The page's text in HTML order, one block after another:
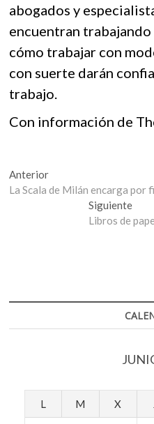
abogados y
encuentran trabajando
cómo trabajar con
con suerte darán
trabajo.
Con información de
Navegación
de
AnteriorEntrada
anterior:
La Scala de Milán encarga por
Siguiente
Libros de
L M X